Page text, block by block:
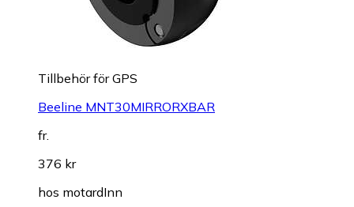
Tillbehör för GPS
Beeline MNT30MIRRORXBAR
fr.
376 kr
hos motardInn